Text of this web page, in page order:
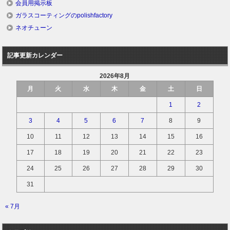
会員用掲示板
ガラスコーティングのpolishfactory
ネオチューン
記事更新カレンダー
2026年8月
月
火 水 木 金 土 日
1 2
3 4 5 6 7 8 9
10 11 12 13 14 15 16
17 18 19 20 21 22 23
24 25 26 27 28 29 30
31
« 7月